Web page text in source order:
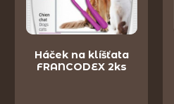
Háček na klíšťata
FRANCODEX 2ks